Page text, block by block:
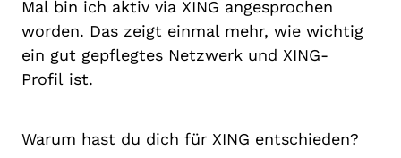
Mal bin ich aktiv via XING angesprochen
worden. Das zeigt einmal mehr, wie wichtig
ein gut gepflegtes Netzwerk und XING-
Profil ist.
Warum hast du dich für XING entschieden?